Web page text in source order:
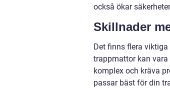
också ökar
Skillnader
Det finns flera
trappmattor kan
komplex och kräva
passar bäst för din